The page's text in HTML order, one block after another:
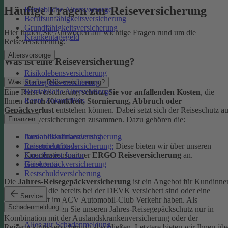
Betriebliche Altersvorsorge
Berufsunfähigkeitsversicherung
Grundfähigkeitsversicherung
Krankentagegeld
Altersvorsorge
Risikolebensversicherung
Sterbegeldversicherung
Betriebliche Altersvorsorge
Rente ZukunftPlus
Finanzen
Immobilienfinanzierung
Investmentfonds
SmartInvest Junior
Girokonto
Restschuldversicherung
Service
Schadenmeldung
Alles zur Schadenmeldung
Häufige Fragen zur Reiseversicherung
Hier finden Sie Antworten auf wichtige Fragen rund um die
Reiseversicherung.
Was ist eine Reiseversicherung?
Was ist eine Reiseversicherung?
Eine Reiseversicherungschützt Sie vor anfallenden Kosten, die
Ihnen durch Krankheit, Stornierung, Abbruch oder
Gepäckverlust entstehen können. Dabei setzt sich der Reiseschutz
mehreren Versicherungen zusammen. Dazu gehören die:
Auslandskrankenversicherung
Reiserücktrittsversicherung: Diese bieten wir über unseren
Kooperationspartner ERGO Reiseversicherung an.
Reisegepäckversicherung
Die Jahres-Reisegepäckversicherung ist ein Angebot für
und Kunden, die bereits bei der DEVK versichert sind oder eine
Mitgliedschaft im ACV Automobil-Club Verkehr haben. Als
Neukund:in können Sie unseren Jahres-Reisegepäckschutz nur in
Kombination mit der Auslandskrankenversicherung oder der